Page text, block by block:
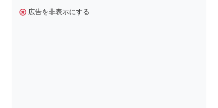
広告を非表示にする